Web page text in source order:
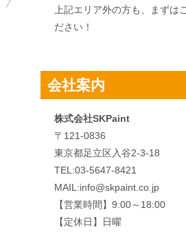
上記エリア外の方も、まずは
ださい！
会社案内
株式会社SKPaint
〒121-0836
東京都足立区入谷2-3-18
TEL:03-5647-8421
MAIL:info@skpaint.co.jp
【営業時間】9:00～18:00
【定休日】日曜